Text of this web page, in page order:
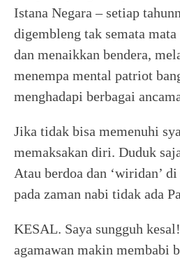
Istana Negara – setiap
digembleng tak semata
dan menaikkan bendera,
menempa mental patriot
menghadapi berbagai
Jika tidak bisa memenuhi
memaksakan diri. Duduk
Atau berdoa dan ‘wiridan’
pada zaman nabi tidak ada
KESAL. Saya sungguh
agamawan makin membabi